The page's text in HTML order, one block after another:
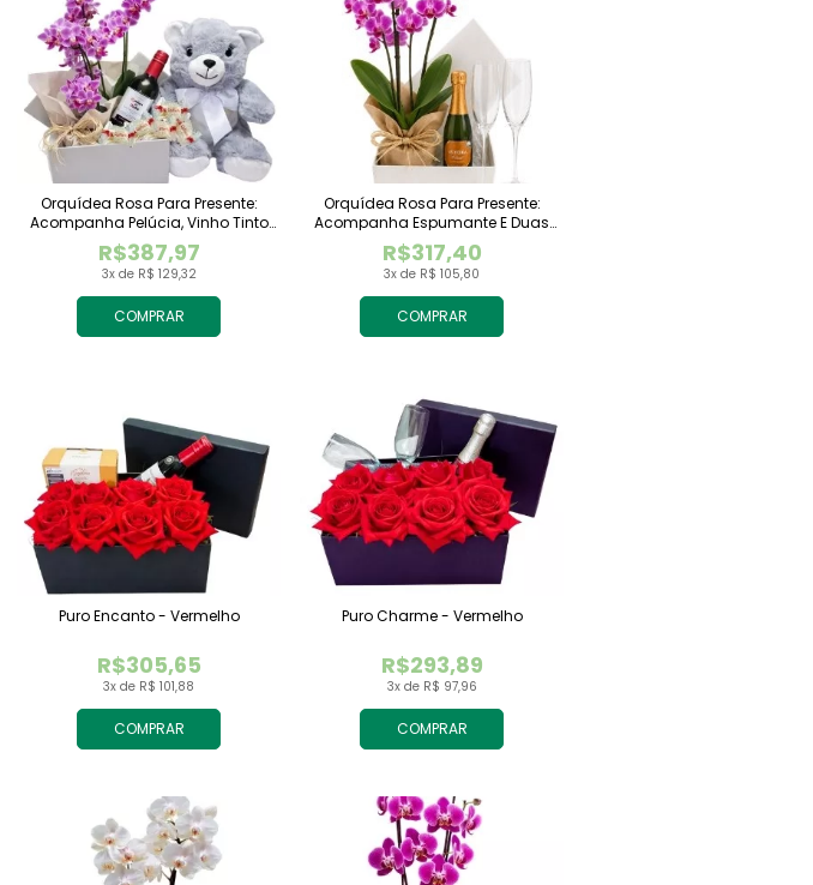
COMPRAR
3x de R$ 129,32
R$387,97
Orquídea Rosa Para Presente:
Acompanha Pelúcia, Vinho Tinto
Importado E Chocolate Raffaello
COMPRAR
3x de R$ 105,80
R$317,40
Orquídea Rosa Para Presente:
Acompanha Espumante E Duas
Taças
COMPRAR
3x de R$ 101,88
R$305,65
Puro Encanto - Vermelho
COMPRAR
3x de R$ 97,96
R$293,89
Puro Charme - Vermelho